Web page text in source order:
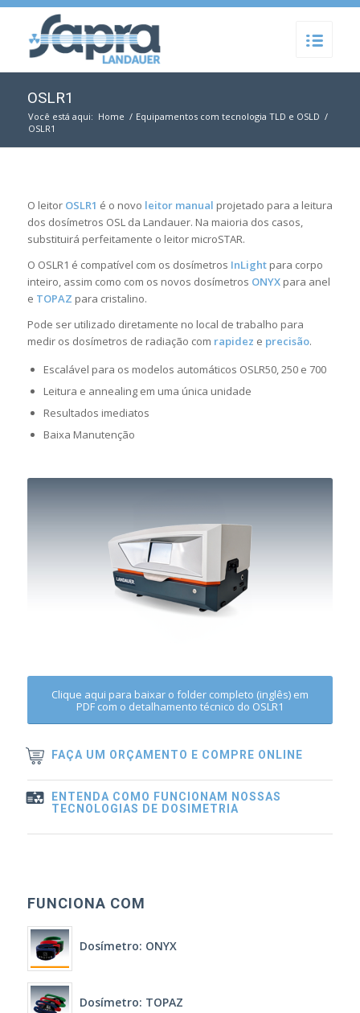
OSLR1
Você está aqui: Home / Equipamentos com tecnologia TLD e OSLD /
OSLR1
O leitor OSLR1 é o novo leitor manual projetado para a leitura
dos dosímetros OSL da Landauer. Na maioria dos casos,
substituirá perfeitamente o leitor microSTAR.
O OSLR1 é compatível com os dosímetros InLightpara corpo
inteiro, assim como com os novos dosímetros ONYXpara anel
e TOPAZ para cristalino.
Pode ser utilizado diretamente no local de trabalho para
medir os dosímetros de radiação com rapidez e precisão.
Escalável para os modelos automáticos OSLR50, 250 e 700
Leitura e annealing em uma única unidade
Resultados imediatos
Baixa Manutenção
Clique aqui para baixar o folder completo (inglês) em
PDF com o detalhamento técnico do OSLR1
FAÇA UM ORÇAMENTO E COMPRE ONLINE
ENTENDA COMO FUNCIONAM NOSSAS
TECNOLOGIAS DE DOSIMETRIA
FUNCIONA COM
Dosímetro: ONYX
Dosímetro: TOPAZ